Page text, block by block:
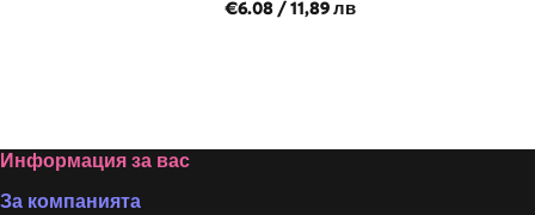
€6.08 / 11,89 лв
Footer
Информация за вас
За компанията